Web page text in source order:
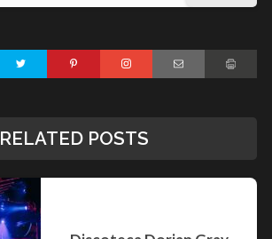
RELATED POSTS